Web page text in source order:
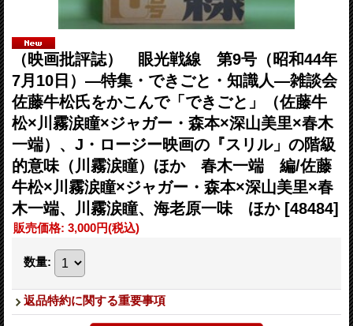
（映画批評誌） 眼光戦線 第9号（昭和44年
7月10日）―特集・できごと・知識人―雑談会
佐藤牛松氏をかこんで「できごと」（佐藤牛
松×川霧涙瞳×ジャガー・森本×深山美里×春木
一端）、J・ロージー映画の『スリル」の階級
的意味（川霧涙瞳）ほか 春木一端 編/佐藤
牛松×川霧涙瞳×ジャガー・森本×深山美里×春
木一端、川霧涙瞳、海老原一味 ほか [48484]
販売価格: 3,000円(税込)
数量:
返品特約に関する重要事項